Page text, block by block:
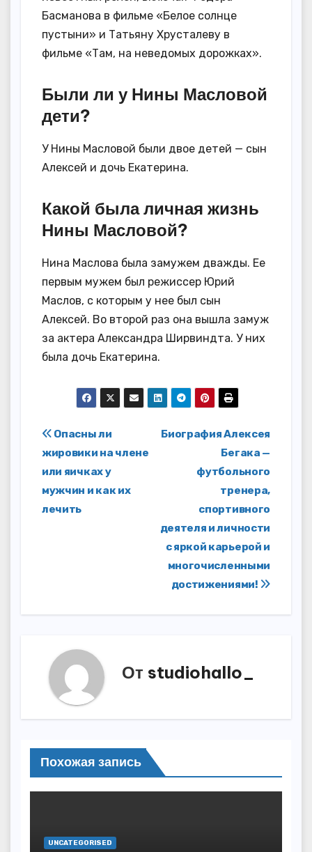
Басманова в фильме «Белое солнце
пустыни» и Татьяну Хрусталеву в
фильме «Там, на неведомых дорожках».
Были ли у Нины Масловой
дети?
У Нины Масловой были двое детей — сын
Алексей и дочь Екатерина.
Какой была личная жизнь
Нины Масловой?
Нина Маслова была замужем дважды. Ее
первым мужем был режиссер Юрий
Маслов, с которым у нее был сын
Алексей. Во второй раз она вышла замуж
за актера Александра Ширвиндта. У них
была дочь Екатерина.
Навигация
по
записям
Биография Алексея
Бегака —
футбольного
тренера,
спортивного
деятеля и личности
с яркой карьерой и
многочисленными
достижениями!
Опасны ли
жировики на члене
или яичках у
мужчин и как их
лечить
От studiohallo_
Похожая запись
UNCATEGORISED